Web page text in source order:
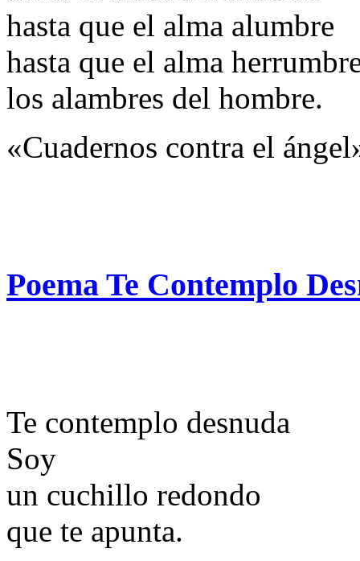
hasta que el alma alumbre
hasta que el alma
los alambres del hombre.
«Cuadernos contra el
Poema Te Contemplo
Te contemplo desnuda
Soy
un cuchillo redondo
que te apunta.